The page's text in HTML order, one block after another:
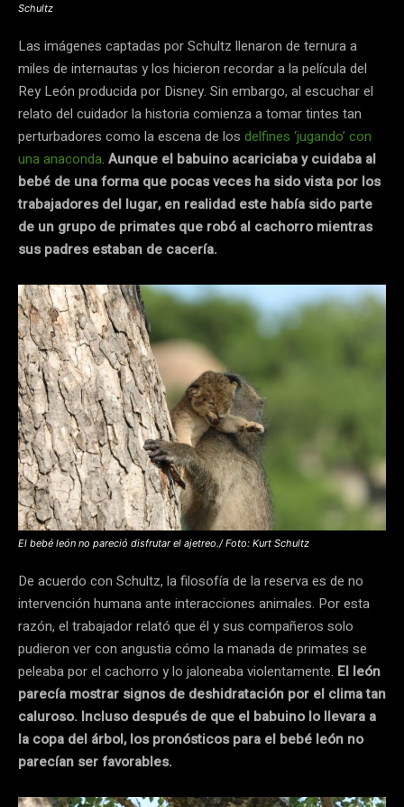
Schultz
Las imágenes captadas por Schultz llenaron de ternura a
miles de internautas y los hicieron recordar a la película del
Rey León producida por Disney. Sin embargo, al escuchar el
relato del cuidador la historia comienza a tomar tintes tan
perturbadores como la escena de los delfines ‘jugando’ con
unaanaconda. Aunque el babuino acariciaba y cuidaba al
bebé de una forma que pocas veces ha sido vista por los
trabajadores del lugar, en realidad este había sido parte
de un grupo de primates que robó al cachorro mientras
sus padres estaban de cacería.
El bebé león no pareció disfrutar el ajetreo./ Foto: Kurt Schultz
De acuerdo con Schultz, la filosofía de la reserva es de no
intervención humana ante interacciones animales. Por esta
razón, el trabajador relató que él y sus compañeros solo
pudieron ver con angustia cómo la manada de primates se
peleaba por el cachorro y lo jaloneaba violentamente. El león
parecía mostrar signos de deshidratación por el clima tan
caluroso. Incluso después de que el babuino lo llevara a
la copa del árbol, los pronósticos para el bebé león no
parecían ser favorables.